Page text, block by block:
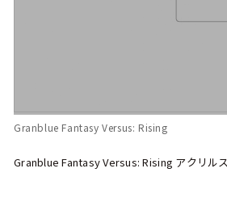
Granblue Fantasy Versus: Rising
Granblue Fantasy Versus: Rising アクリル